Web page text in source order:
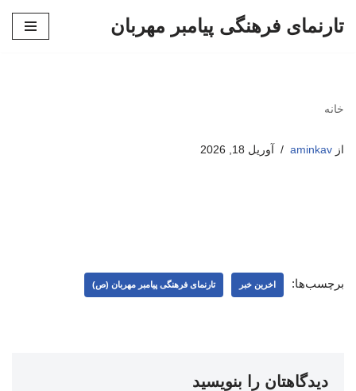
تارنمای فرهنگی پیامبر مهربان
خانه
از aminkav آوریل 18, 2026
برچسب‌ها: اخرین خبر تارنمای فرهنگی پیامبر مهربان (ص)
دیدگاهتان را بنویسید